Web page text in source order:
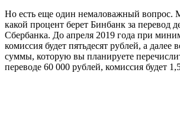
Но есть еще один немаловажный вопрос.
какой процент берет Бинбанк за перевод
Сбербанка. До апреля 2019 года при
комиссия будет пятьдесят рублей, а далее
суммы, которую вы планируете
переводе 60 000 рублей, комиссия будет